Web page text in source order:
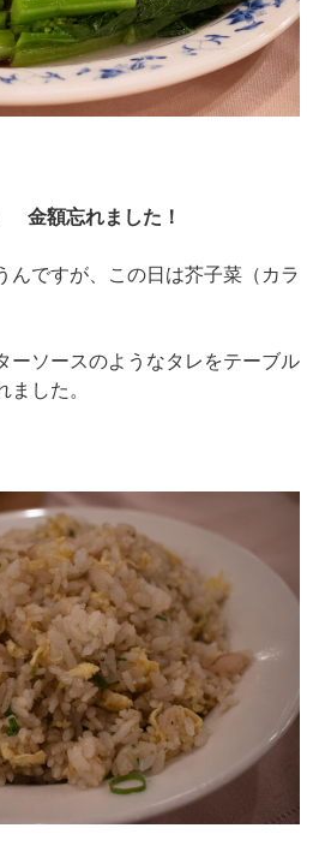
金額忘れました！
んですが、この日は芥子菜（カラ
ーソースのようなタレをテーブル
ました。